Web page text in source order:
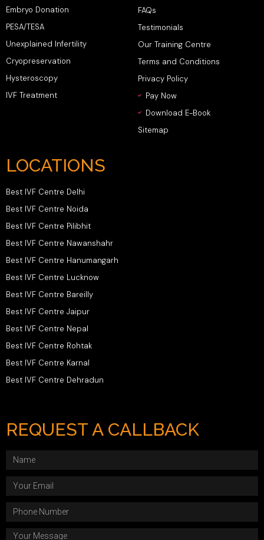
Embryo Donation
PESA/TESA
Unexplained Infertility
Cryopreservation
Hysteroscopy
IVF Treatment
FAQs
Testimonials
Our Training Centre
Terms and Conditions
Privacy Policy
Pay Now
Download E-Book
Sitemap
LOCATIONS
Best IVF Centre Delhi
Best IVF Centre Noida
Best IVF Centre Pilibhit
Best IVF Centre Nawanshahr
Best IVF Centre Hanumangarh
Best IVF Centre Lucknow
Best IVF Centre Bareilly
Best IVF Centre Jaipur
Best IVF Centre Nepal
Best IVF Centre Rohtak
Best IVF Centre Karnal
Best IVF Centre Dehradun
REQUEST A CALLBACK